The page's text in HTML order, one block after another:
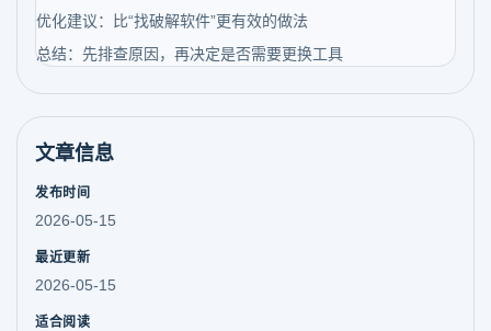
优化建议：比“找破解软件”更有效的做法
总结：先排查原因，再决定是否需要更换工具
文章信息
发布时间
2026-05-15
最近更新
2026-05-15
适合阅读